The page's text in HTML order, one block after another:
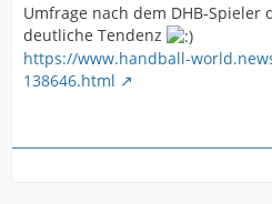
Umfrage nach dem DHB-Spieler
deutliche Tendenz
https://www.handball-
138646.html